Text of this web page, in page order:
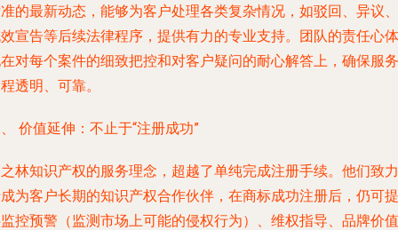
的最新动态，能够为客户处理各类复杂情况，如驳回、异议、
宣告等后续法律程序，提供有力的专业支持。团队的责任心体
对每个案件的细致把控和对客户疑问的耐心解答上，确保服务
透明、可靠。
价值延伸：不止于“注册成功”
林知识产权的服务理念，超越了单纯完成注册手续。他们致力
为客户长期的知识产权合作伙伴，在商标成功注册后，仍可提
控预警（监测市场上可能的侵权行为）、维权指导、品牌价值